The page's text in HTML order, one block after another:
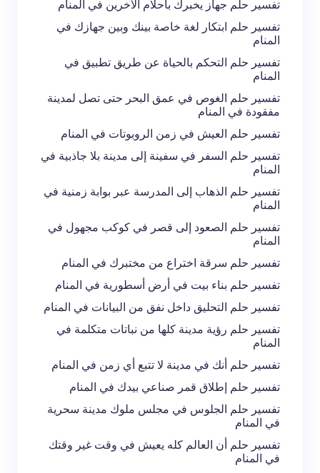
لاستخدامه في المرة المقبلة في تعليقي.
تفسير حلم جهاز يخبرك بأحلام الآخرين في المنام
تفسير حلم ابتكار لغة خاصة بينك وبين جهازك في
المنام
تفسير حلم التحكم بالحياة عن طريق تطبيق في
المنام
تفسير حلم الغوص في عمق البحر حتى تصل لمدينة
مفقودة في المنام
تفسير حلم العيش في زمن الروبوتات في المنام
تفسير حلم السفر في سفينة إلى مدينة بلا جاذبية في
المنام
تفسير حلم الذهاب إلى المدرسة عبر بوابة زمنية في
المنام
تفسير حلم الصعود إلى قصر في كوكب مجهول في
المنام
تفسير حلم سرقة اختراع من مختبرك في المنام
تفسير حلم بناء بيت في أرض أسطورية في المنام
تفسير حلم التحليق داخل نفق من البيانات في المنام
تفسير حلم رؤية مدينة كلها من نباتات متكلمة في
المنام
تفسير حلم أنك في مدينة لا تتبع أي زمن في المنام
تفسير حلم إطلاق قمر صناعي بيدك في المنام
تفسير حلم الجلوس في مجلس ملوك مدينة سحرية
في المنام
تفسير حلم أن العالم كله يعيش في وقت غير وقتك
في المنام